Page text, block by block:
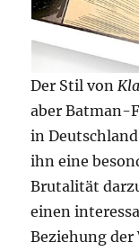
Der Stil von
aber Batman-
in
ihn eine
Brutalität
einen
Beziehung der